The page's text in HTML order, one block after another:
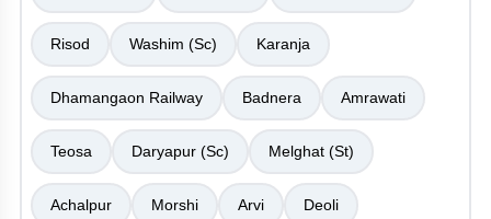
Risod Washim (Sc) Karanja
Dhamangaon Railway Badnera Amrawati
Teosa Daryapur (Sc) Melghat (St)
Achalpur Morshi Arvi Deoli